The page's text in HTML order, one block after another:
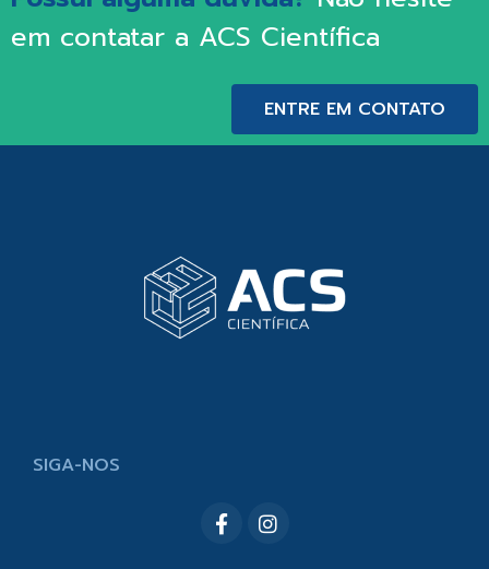
em contatar a ACS Científica
ENTRE EM CONTATO
SIGA-NOS